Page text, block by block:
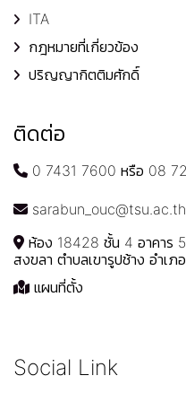
ITA
กฎหมายที่เกี่ยวข้อง
ปริญญากิตติมศักดิ์
ติดต่อ
0 7431 7600 หรือ 08
sarabun_ouc@tsu.ac.th
ห้อง 18428 ชั้น 4 อาคาร
สงขลา ตำบลเขารูปช้าง อำเ
แผนที่ตั้ง
Social Link